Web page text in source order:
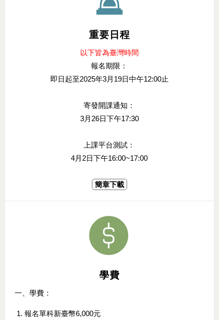
重要日程
以下皆為臺灣時間
報名期限：
即日起至2025年3月19日中午12:00止
寄發開課通知：
3月26日下午17:30
上課平台測試：
4月2日下午16:00~17:00
簡章下載
學費
一、學費：
報名單科新臺幣6,000元